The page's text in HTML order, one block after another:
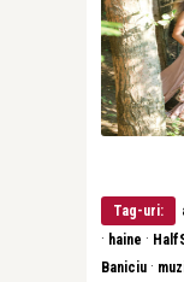
Tag-uri:
· haine ·
Baniciu ·